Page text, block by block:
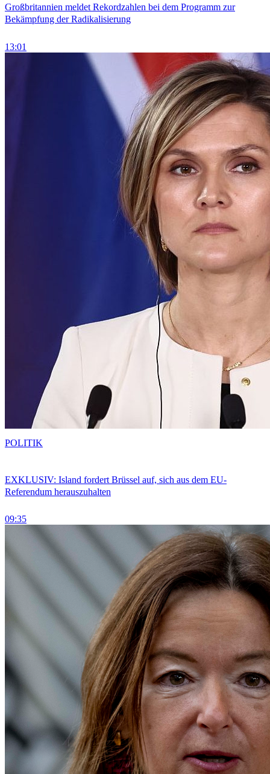
Großbritannien meldet Rekordzahlen bei dem Programm zur
Bekämpfung der Radikalisierung
13:01
EXKLUSIV: Island fordert Brüssel auf, sich aus dem EU-
Referendum herauszuhalten
09:35
POLITIK